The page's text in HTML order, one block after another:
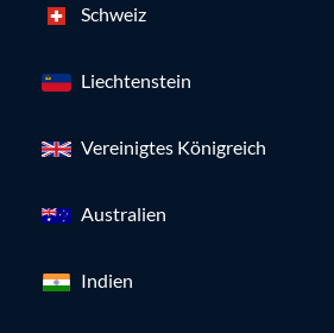
Schweiz
Liechtenstein
Vereinigtes Königreich
Australien
Indien